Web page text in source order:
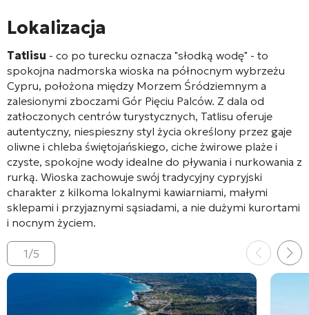
Lokalizacja
Tatlisu - co po turecku oznacza "słodką wodę" - to
spokojna nadmorska wioska na północnym wybrzeżu
Cypru, położona między Morzem Śródziemnym a
zalesionymi zboczami Gór Pięciu Palców. Z dala od
zatłoczonych centrów turystycznych, Tatlisu oferuje
autentyczny, niespieszny styl życia określony przez gaje
oliwne i chleba świętojańskiego, ciche żwirowe plaże i
czyste, spokojne wody idealne do pływania i nurkowania z
rurką. Wioska zachowuje swój tradycyjny cypryjski
charakter z kilkoma lokalnymi kawiarniami, małymi
sklepami i przyjaznymi sąsiadami, a nie dużymi kurortami
i nocnym życiem.
1/5